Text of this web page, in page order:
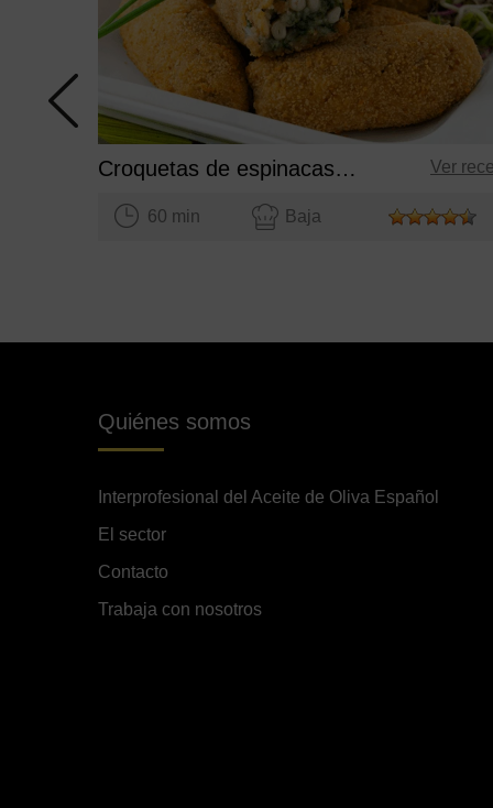
Croquetas de espinacas y piñones Ver
60 min Baja
Quiénes somos
Interprofesional del Aceite de Oliva Español
El sector
Contacto
Trabaja con nosotros